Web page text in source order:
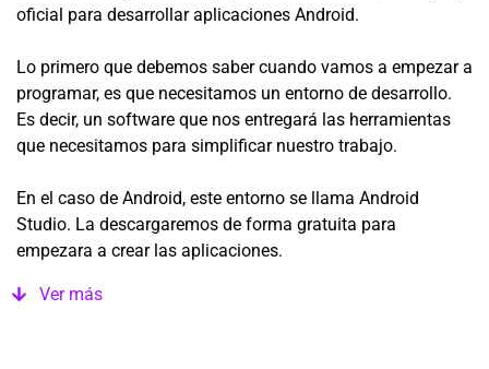
oficial para desarrollar aplicaciones Android.
Lo primero que debemos saber cuando vamos a empezar a
programar, es que necesitamos un entorno de desarrollo.
Es decir, un software que nos entregará las herramientas
que necesitamos para simplificar nuestro trabajo.
En el caso de Android, este entorno se llama Android
Studio. La descargaremos de forma gratuita para
empezara a crear las aplicaciones.
Ver más